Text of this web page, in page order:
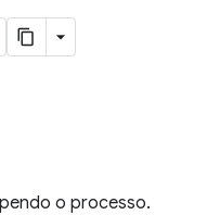
o processo.